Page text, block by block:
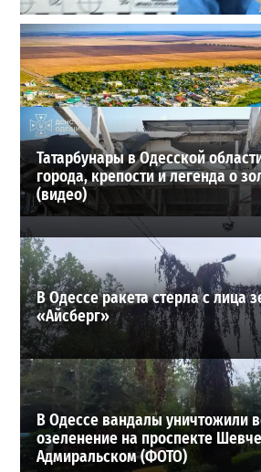
В Одессе стреляли по
раненые (ОБНОВЛЕНО)
2
02-08-2026 в 22:15
ВИБОР РЕДАКЦИИ
Татарбунары в Одесской
города, крепости и легенда о
(видео)
В Одессе ракета стерла с лица
«Айсберг»
В Одессе вандалы уничтожили
озеленение на проспекте
Адмиральском (ФОТО)